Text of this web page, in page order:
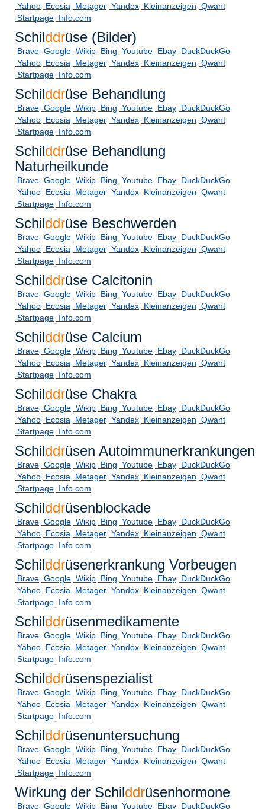
Yahoo Ecosia Metager Yandex Kleinanzeigen Qwant
Startpage Info.com
Schilddrüse (Bilder)
Brave Google Wikip Bing Youtube Ebay DuckDuckGo
Yahoo Ecosia Metager Yandex Kleinanzeigen Qwant
Startpage Info.com
Schilddrüse Behandlung
Brave Google Wikip Bing Youtube Ebay DuckDuckGo
Yahoo Ecosia Metager Yandex Kleinanzeigen Qwant
Startpage Info.com
Schilddrüse Behandlung
Naturheilkunde
Brave Google Wikip Bing Youtube Ebay DuckDuckGo
Yahoo Ecosia Metager Yandex Kleinanzeigen Qwant
Startpage Info.com
Schilddrüse Beschwerden
Brave Google Wikip Bing Youtube Ebay DuckDuckGo
Yahoo Ecosia Metager Yandex Kleinanzeigen Qwant
Startpage Info.com
Schilddrüse Calcitonin
Brave Google Wikip Bing Youtube Ebay DuckDuckGo
Yahoo Ecosia Metager Yandex Kleinanzeigen Qwant
Startpage Info.com
Schilddrüse Calcium
Brave Google Wikip Bing Youtube Ebay DuckDuckGo
Yahoo Ecosia Metager Yandex Kleinanzeigen Qwant
Startpage Info.com
Schilddrüse Chakra
Brave Google Wikip Bing Youtube Ebay DuckDuckGo
Yahoo Ecosia Metager Yandex Kleinanzeigen Qwant
Startpage Info.com
Schilddrüsen Autoimmunerkrankungen
Brave Google Wikip Bing Youtube Ebay DuckDuckGo
Yahoo Ecosia Metager Yandex Kleinanzeigen Qwant
Startpage Info.com
Schilddrüsenblockade
Brave Google Wikip Bing Youtube Ebay DuckDuckGo
Yahoo Ecosia Metager Yandex Kleinanzeigen Qwant
Startpage Info.com
Schilddrüsenerkrankung Vorbeugen
Brave Google Wikip Bing Youtube Ebay DuckDuckGo
Yahoo Ecosia Metager Yandex Kleinanzeigen Qwant
Startpage Info.com
Schilddrüsenmedikamente
Brave Google Wikip Bing Youtube Ebay DuckDuckGo
Yahoo Ecosia Metager Yandex Kleinanzeigen Qwant
Startpage Info.com
Schilddrüsenspezialist
Brave Google Wikip Bing Youtube Ebay DuckDuckGo
Yahoo Ecosia Metager Yandex Kleinanzeigen Qwant
Startpage Info.com
Schilddrüsenuntersuchung
Brave Google Wikip Bing Youtube Ebay DuckDuckGo
Yahoo Ecosia Metager Yandex Kleinanzeigen Qwant
Startpage Info.com
Wirkung der Schilddrüsenhormone
Brave Google Wikip Bing Youtube Ebay DuckDuckGo